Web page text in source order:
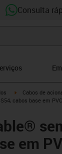
Consulta
igus-icon-arrow-
Cabos de
cabos base em
em